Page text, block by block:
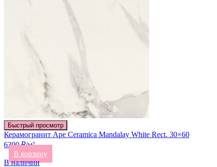
Быстрый просмотр
Керамогранит Ape Ceramica Mandalay White Rect. 30×60
6300 ₽/м²
В корзину
В наличии